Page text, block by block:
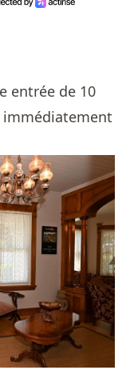
entrée de 10
immédiatement